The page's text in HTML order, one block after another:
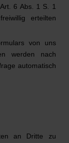
6 Abs. 1 S. 1
erteilten
von uns
werden nach
automatisch
an Dritte zu